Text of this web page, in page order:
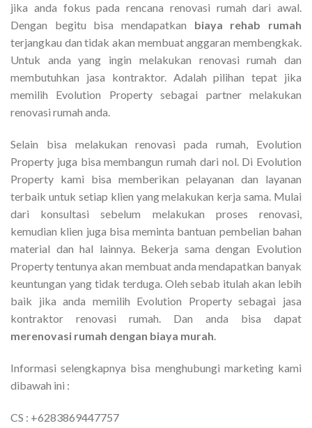
jika anda fokus pada rencana renovasi rumah dari awal.
Dengan begitu bisa mendapatkan biaya rehab rumah
terjangkau dan tidak akan membuat anggaran membengkak.
Untuk anda yang ingin melakukan renovasi rumah dan
membutuhkan jasa kontraktor. Adalah pilihan tepat jika
memilih Evolution Property sebagai partner melakukan
renovasi rumah anda.
Selain bisa melakukan renovasi pada rumah, Evolution
Property juga bisa membangun rumah dari nol. Di Evolution
Property kami bisa memberikan pelayanan dan layanan
terbaik untuk setiap klien yang melakukan kerja sama. Mulai
dari konsultasi sebelum melakukan proses renovasi,
kemudian klien juga bisa meminta bantuan pembelian bahan
material dan hal lainnya. Bekerja sama dengan Evolution
Property tentunya akan membuat anda mendapatkan banyak
keuntungan yang tidak terduga. Oleh sebab itulah akan lebih
baik jika anda memilih Evolution Property sebagai jasa
kontraktor renovasi rumah. Dan anda bisa dapat
merenovasi rumah dengan biaya murah.
Informasi selengkapnya bisa menghubungi marketing kami
dibawah ini :
CS : +6283869447757